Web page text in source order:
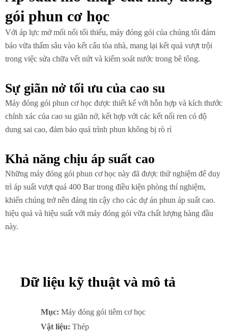
gói phun cơ học
Với áp lực mở mối nối tối thiểu, máy đóng gói của chúng tôi đảm
bảo vữa thấm sâu vào kết cấu tòa nhà, mang lại kết quả vượt trội
trong việc sửa chữa vết nứt và kiểm soát nước trong bê tông.
Sự giãn nở tối ưu của cao su
Máy đóng gói phun cơ học được thiết kế với hỗn hợp và kích thước
chính xác của cao su giãn nở, kết hợp với các kết nối ren có độ
dung sai cao, đảm bảo quá trình phun không bị rò rỉ
Khả năng chịu áp suất cao
Những máy đóng gói phun cơ học này đã được thử nghiệm để duy
trì áp suất vượt quá 400 Bar trong điều kiện phòng thí nghiệm,
khiến chúng trở nên đáng tin cậy cho các dự án phun áp suất cao.
hiệu quả và hiệu suất với máy đóng gói vữa chất lượng hàng đầu
này.
Dữ liệu kỹ thuật và mô tả
Mục: Máy đóng gói tiêm cơ học
Vật liệu: Thép